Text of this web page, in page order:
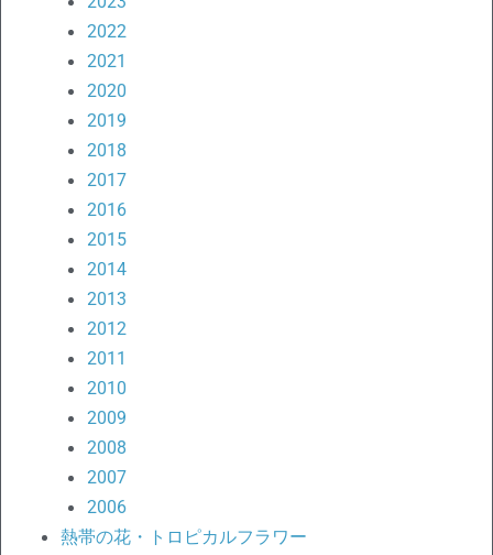
2022
2021
2020
2019
2018
2017
2016
2015
2014
2013
2012
2011
2010
2009
2008
2007
2006
熱帯の花・トロピカルフラワー